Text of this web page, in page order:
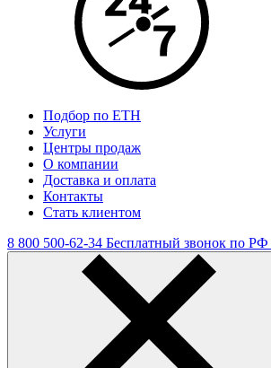
Подбор по ЕТН
Услуги
Центры продаж
О компании
Доставка и оплата
Контакты
Стать клиентом
8 800 500-62-34 Бесплатный звонок по РФ